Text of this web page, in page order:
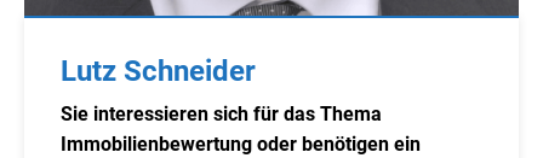
Lutz Schneider
Sie interessieren sich für das Thema
Immobilienbewertung oder benötigen ein